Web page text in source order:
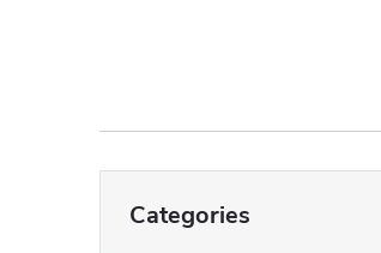
e
b
categories
Categories